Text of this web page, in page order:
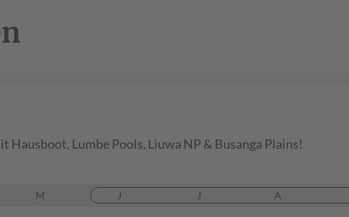
Hausboot, Lumbe Pools, Liuwa NP & Busanga Plains!
M J J A